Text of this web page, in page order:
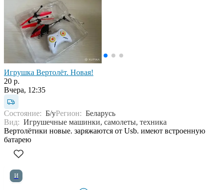
Игрушка Вертолёт. Новая!
20 р.
Вчера, 12:35
Состояние: Б/уРегион: Беларусь
Вид: Игрушечные машинки, самолеты, техника
Вертолётики новые. заряжаются от Usb. имеют встроенную
батарею
И